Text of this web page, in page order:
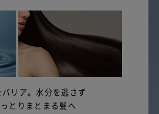
バリア。水分を逃さず
とりまとまる髪へ